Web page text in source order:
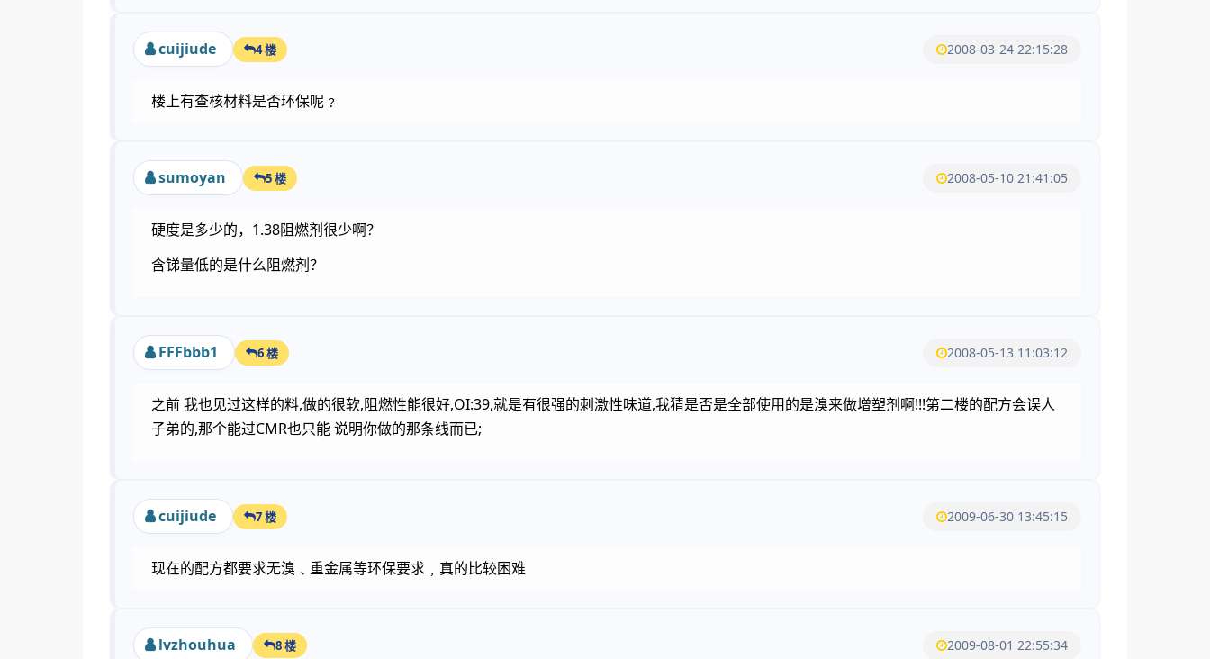
cuijiude 4 楼 2008-03-24 22:15:28
楼上有查核材料是否环保呢﹖
sumoyan 5 楼 2008-05-10 21:41:05
硬度是多少的，1.38阻燃剂很少啊？
含锑量低的是什么阻燃剂？
FFFbbb1 6 楼 2008-05-13 11:03:12
之前 我也见过这样的料,做的很软,阻燃性能很好,OI:39,就是有很强的刺激性味道,我猜是否是全部使用的是溴来做增塑剂啊!!!第二楼的配方会误人
子弟的,那个能过CMR也只能 说明你做的那条线而已;
cuijiude 7 楼 2009-06-30 13:45:15
现在的配方都要求无溴﹑重金属等环保要求﹐真的比较困难
lvzhouhua 8 楼 2009-08-01 22:55:34